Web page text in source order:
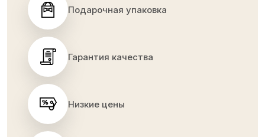
Подарочная упаковка
Гарантия качества
Низкие цены